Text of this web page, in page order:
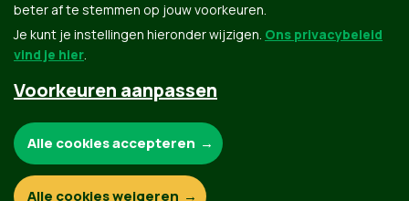
Groen.be
Contact Privacybeleid
beter af te stemmen op jouw voorkeuren.
Je kunt je instellingen hieronder wijzigen. Ons privacybeleid
vind je hier.
Voorkeuren aanpassen
Functionele en analytische cookies:
Alle cookies accepteren
Alle cookies weigeren